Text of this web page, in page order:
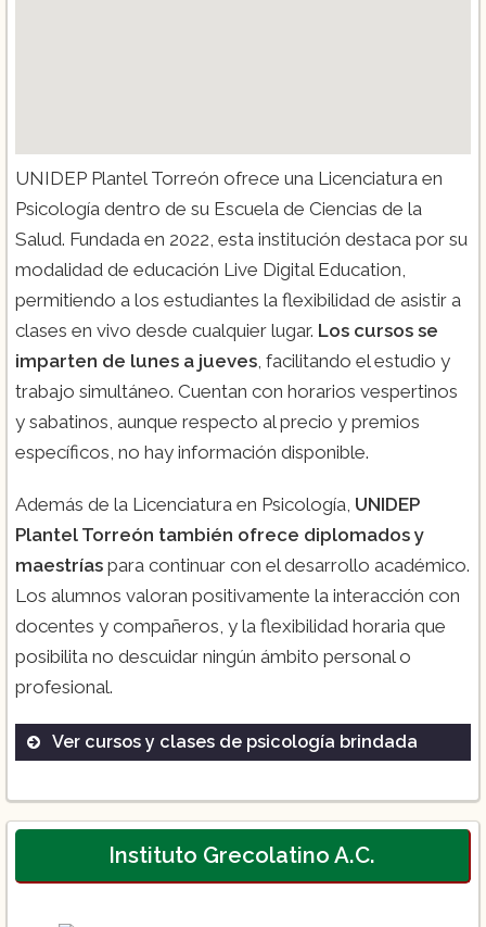
UNIDEP Plantel Torreón ofrece una Licenciatura en
Psicología dentro de su Escuela de Ciencias de la
Salud. Fundada en 2022, esta institución destaca por su
modalidad de educación Live Digital Education,
permitiendo a los estudiantes la flexibilidad de asistir a
clases en vivo desde cualquier lugar. Los cursos se
imparten de lunes a jueves , facilitando el estudio y
trabajo simultáneo. Cuentan con horarios vespertinos
y sabatinos, aunque respecto al precio y premios
específicos, no hay información disponible.
Además de la Licenciatura en Psicología, UNIDEP
Plantel Torreón también ofrece diplomados y
maestrías para continuar con el desarrollo académico.
Los alumnos valoran positivamente la interacción con
docentes y compañeros, y la flexibilidad horaria que
posibilita no descuidar ningún ámbito personal o
profesional.
Ver cursos y clases de psicología brindada
Diplomados en Psicología
Maestrías en diversas especialidades de
Psicología
Instituto Grecolatino A.C.